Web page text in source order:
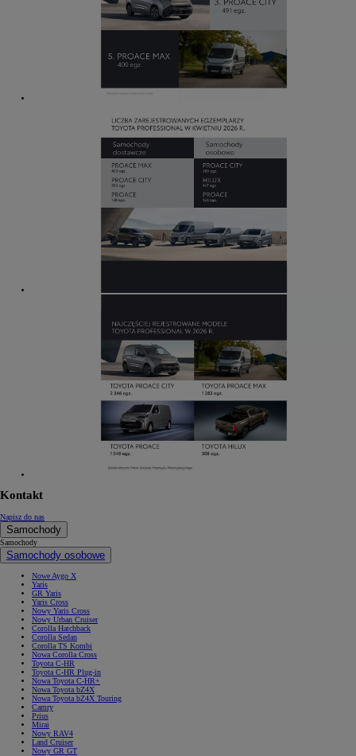
Kontakt
Napisz do nas
Samochody
Samochody
Samochody osobowe
Nowe Aygo X
Yaris
GR Yaris
Yaris Cross
Nowy Yaris Cross
Nowy Urban Cruiser
Corolla Hatchback
Corolla Sedan
Corolla TS Kombi
Nowa Corolla Cross
Toyota C-HR
Toyota C-HR Plug-in
Nowa Toyota C-HR+
Nowa Toyota bZ4X
Nowa Toyota bZ4X Touring
Camry
Prius
Mirai
Nowy RAV4
Land Cruiser
Nowy GR GT